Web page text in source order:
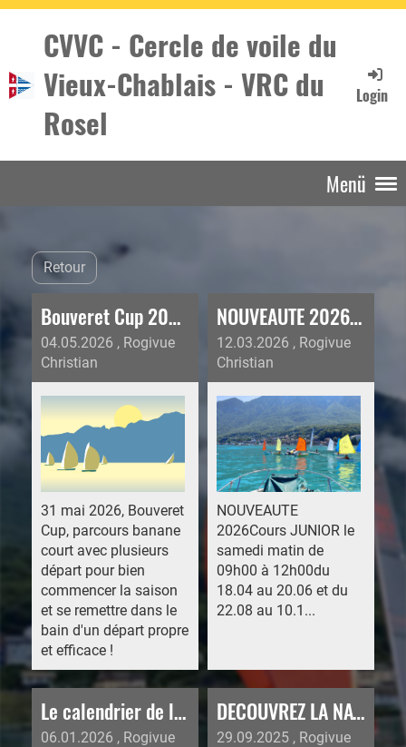
CVVC - Cercle de voile du
Vieux-Chablais - VRC du
Rosel
Login
Menü
Retour
Bouveret Cup 2026 - CHL
04.05.2026 , Rogivue
Christian
31 mai 2026, Bouveret
Cup, parcours banane
court avec plusieurs
départ pour bien
commencer la saison
et se remettre dans le
bain d'un départ propre
et efficace !
NOUVEAUTE 2026 Cours Junior et sortie Adulte
12.03.2026 , Rogivue
Christian
NOUVEAUTE
2026Cours JUNIOR le
samedi matin de
09h00 à 12h00du
18.04 au 20.06 et du
22.08 au 10.1...
Le calendrier de la saison 2026 du CVVC et du CHL est en ligne
06.01.2026 , Rogivue
DECOUVREZ LA NAVIGATION PARTAGÉE… SANS CONTRAINTE
29.09.2025 , Rogivue